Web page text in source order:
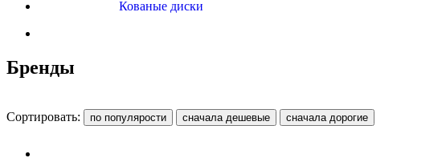
Кованые диски
Бренды
Сортировать: